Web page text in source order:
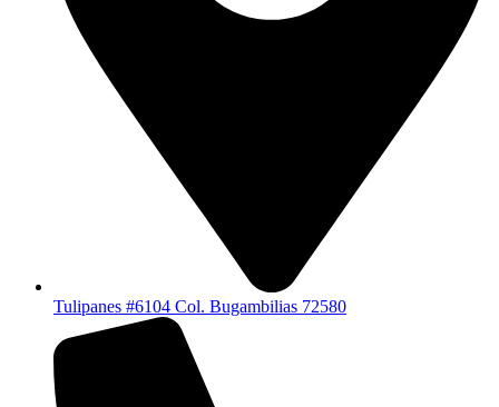
Tulipanes #6104 Col. Bugambilias 72580